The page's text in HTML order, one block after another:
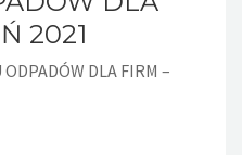
2021
DLA FIRM –